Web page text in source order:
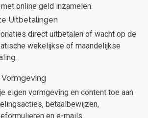
online geld inzamelen.
Uitbetalingen
direct uitbetalen of wacht op de
wekelijkse of maandelijkse
Vormgeving
eigen vormgeving en content toe aan
betaalbewijzen,
en e-mails.